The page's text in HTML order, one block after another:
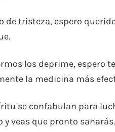
de tristeza, espero
los deprime, espero
la medicina más
se confabulan para
veas que pronto sanarás.